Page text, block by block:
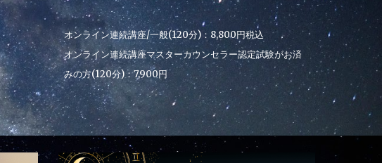
オンライン連続講座/一般(120分)：8,800円税込
オンライン連続講座マスターカウンセラー認定試験がお済
みの方(120分)：7,900円